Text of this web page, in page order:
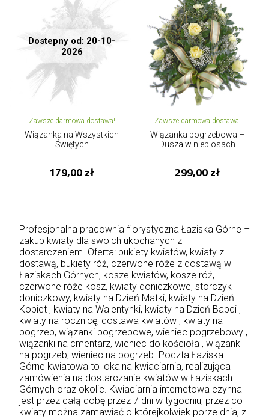
Dostepny od: 20-10-
2026
Zawsze darmowa dostawa!
Wiązanka na Wszystkich
Świętych
179,00 zł
Zawsze darmowa dostawa!
Wiązanka pogrzebowa –
Dusza w niebiosach
299,00 zł
Profesjonalna pracownia florystyczna Łaziska Górne –
zakup kwiaty dla swoich ukochanych z
dostarczeniem. Oferta: bukiety kwiatów, kwiaty z
dostawą, bukiety róż, czerwone róże z dostawą w
Łaziskach Górnych, kosze kwiatów, kosze róż,
czerwone róże kosz, kwiaty doniczkowe, storczyk
doniczkowy, kwiaty na Dzień Matki, kwiaty na Dzień
Kobiet , kwiaty na Walentynki, kwiaty na Dzień Babci ,
kwiaty na rocznicę, dostawa kwiatów , kwiaty na
pogrzeb, wiązanki pogrzebowe, wieniec pogrzebowy ,
wiązanki na cmentarz, wieniec do kościoła , wiązanki
na pogrzeb, wieniec na pogrzeb. Poczta Łaziska
Górne kwiatowa to lokalna kwiaciarnia, realizująca
zamówienia na dostarczanie kwiatów w Łaziskach
Górnych oraz okolic. Kwiaciarnia internetowa czynna
jest przez całą dobę przez 7 dni w tygodniu, przez co
kwiaty można zamawiać o którejkolwiek porze dnia, z